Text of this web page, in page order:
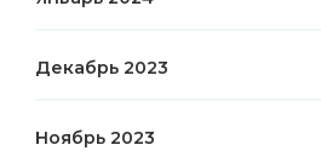
Декабрь 2023
Ноябрь 2023